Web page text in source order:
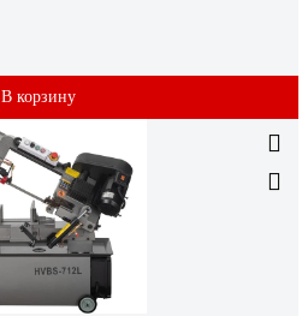
В корзину